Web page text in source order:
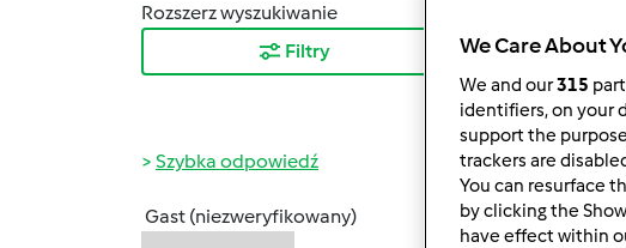
Rozszerz wyszukiwanie
Filtry
Najnowsze
Szybka odpowiedź
Gast (niezweryfikowany)
sob., 11/10/2012 -
We Care About
We and our315
identifiers, on your
support the
trackers are
You can resurface
by clicking the
have effect within